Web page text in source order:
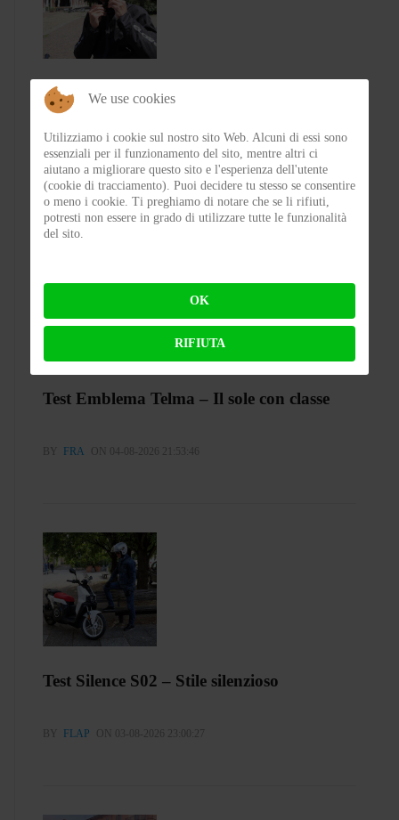
Test CGM 136 RNA Fibra – Il jet che
punta su comfort e carattere
BY FLAP ON 05-08-2026 21:05:26
Test Emblema Telma – Il sole con classe
BY FRA ON 04-08-2026 21:53:46
Test Silence S02 – Stile silenzioso
BY FLAP ON 03-08-2026 23:00:27
We use cookies
Utilizziamo i cookie sul nostro sito Web. Alcuni di essi sono
essenziali per il funzionamento del sito, mentre altri ci
aiutano a migliorare questo sito e l'esperienza dell'utente
(cookie di tracciamento). Puoi decidere tu stesso se consentire
o meno i cookie. Ti preghiamo di notare che se li rifiuti,
potresti non essere in grado di utilizzare tutte le funzionalità
del sito.
OK
RIFIUTA